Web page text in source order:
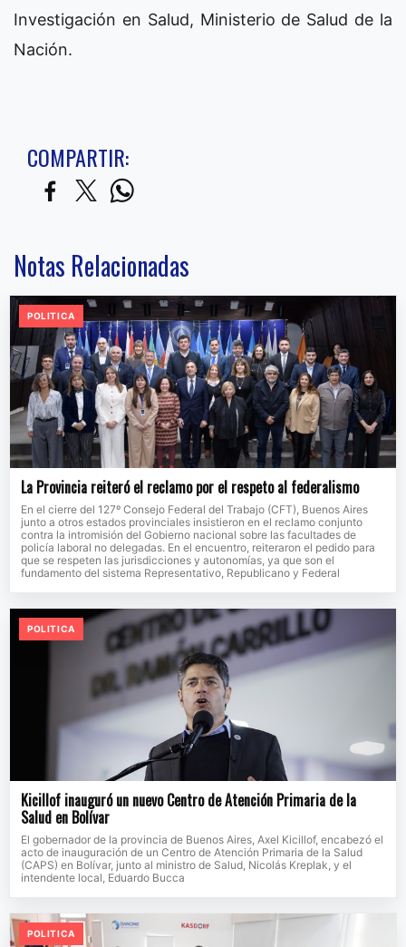
Investigación en Salud, Ministerio de Salud de la
Nación.
COMPARTIR:
Notas Relacionadas
POLITICA
La Provincia reiteró el reclamo por el respeto al federalismo
En el cierre del 127º Consejo Federal del Trabajo (CFT), Buenos Aires
junto a otros estados provinciales insistieron en el reclamo conjunto
contra la intromisión del Gobierno nacional sobre las facultades de
policía laboral no delegadas. En el encuentro, reiteraron el pedido para
que se respeten las jurisdicciones y autonomías, ya que son el
fundamento del sistema Representativo, Republicano y Federal
POLITICA
Kicillof inauguró un nuevo Centro de Atención Primaria de la
Salud en Bolívar
El gobernador de la provincia de Buenos Aires, Axel Kicillof, encabezó el
acto de inauguración de un Centro de Atención Primaria de la Salud
(CAPS) en Bolívar, junto al ministro de Salud, Nicolás Kreplak, y el
intendente local, Eduardo Bucca
POLITICA